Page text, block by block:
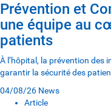
Prévention et
une équipe au
patients
À l’hôpital, la prévention des
garantir la sécurité des
04/08/26 News
Article